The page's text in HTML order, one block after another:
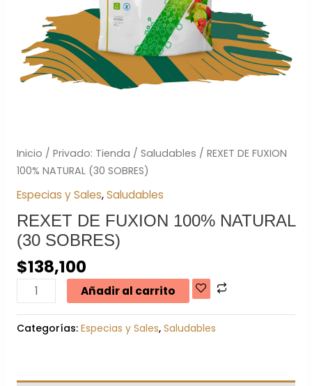
Inicio / Privado: Tienda / Saludables / REXET DE FUXION
100% NATURAL (30 SOBRES)
Especias y Sales,Saludables
REXET DE FUXION 100% NATURAL
(30 SOBRES)
$138,100
Añadir al carrito
Categorías: Especias y Sales, Saludables